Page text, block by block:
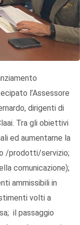
l’Assessore
dirigenti di
Tra gli obiettivi
ed aumentarne la
/prodotti/servizio;
comunicazione);
ammissibili in
volti a
il passaggio